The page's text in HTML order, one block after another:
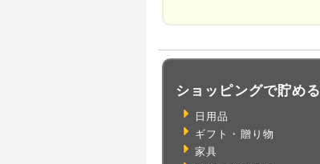
ショッピングで貯める
日用品
ギフト・贈り物
家具